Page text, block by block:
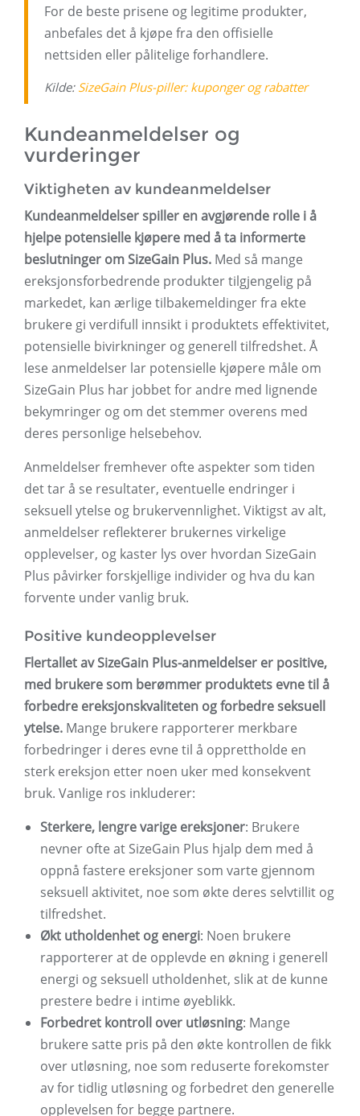
For de beste prisene og legitime produkter,
anbefales det å kjøpe fra den offisielle
nettsiden eller pålitelige forhandlere.
Kilde: SizeGain Plus-piller: kuponger og rabatter
Kundeanmeldelser og
vurderinger
Viktigheten av kundeanmeldelser
Kundeanmeldelser spiller en avgjørende rolle i å
hjelpe potensielle kjøpere med å ta informerte
beslutninger om SizeGain Plus. Med så mange
ereksjonsforbedrende produkter tilgjengelig på
markedet, kan ærlige tilbakemeldinger fra ekte
brukere gi verdifull innsikt i produktets effektivitet,
potensielle bivirkninger og generell tilfredshet. Å
lese anmeldelser lar potensielle kjøpere måle om
SizeGain Plus har jobbet for andre med lignende
bekymringer og om det stemmer overens med
deres personlige helsebehov.
Anmeldelser fremhever ofte aspekter som tiden
det tar å se resultater, eventuelle endringer i
seksuell ytelse og brukervennlighet. Viktigst av alt,
anmeldelser reflekterer brukernes virkelige
opplevelser, og kaster lys over hvordan SizeGain
Plus påvirker forskjellige individer og hva du kan
forvente under vanlig bruk.
Positive kundeopplevelser
Flertallet av SizeGain Plus-anmeldelser er positive,
med brukere som berømmer produktets evne til å
forbedre ereksjonskvaliteten og forbedre seksuell
ytelse. Mange brukere rapporterer merkbare
forbedringer i deres evne til å opprettholde en
sterk ereksjon etter noen uker med konsekvent
bruk. Vanlige ros inkluderer:
Sterkere, lengre varige ereksjoner: Brukere
nevner ofte at SizeGain Plus hjalp dem med å
oppnå fastere ereksjoner som varte gjennom
seksuell aktivitet, noe som økte deres selvtillit og
tilfredshet.
Økt utholdenhet og energi: Noen brukere
rapporterer at de opplevde en økning i generell
energi og seksuell utholdenhet, slik at de kunne
prestere bedre i intime øyeblikk.
Forbedret kontroll over utløsning: Mange
brukere satte pris på den økte kontrollen de fikk
over utløsning, noe som reduserte forekomster
av for tidlig utløsning og forbedret den generelle
opplevelsen for begge partnere.